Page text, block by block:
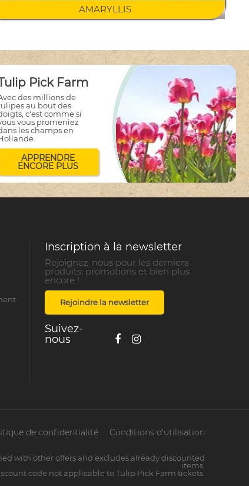
AMARYLLIS
Pick Farm
des millions de
au bout des
c'est comme si
vous promeniez
les champs en
APPRENDRE
ENCORE PLUS
Inscription à la newsletter
Rejoignez-nous pour les derniers
produits, promotions et bien plus
encore !
Rejoindre la newsletter
Suivez-
nous
de confidentialité Conditions d'utilisation
with other offers and excludes already discounted
items.
code not applicable to Tulip Pick Farm tickets.